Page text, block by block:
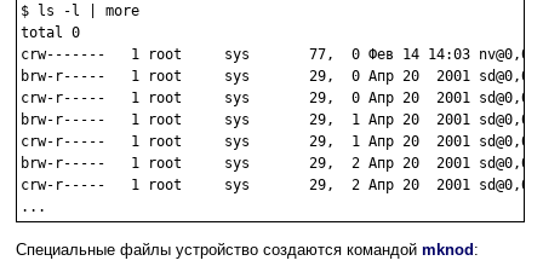
$ ls -l | more
total 0
crw-------   1 root     sys       77,  0 Фев 14 14:03
brw-r-----   1 root     sys       29,  0 Апр 20  2001
crw-r-----   1 root     sys       29,  0 Апр 20  2001
brw-r-----   1 root     sys       29,  1 Апр 20  2001
crw-r-----   1 root     sys       29,  1 Апр 20  2001
brw-r-----   1 root     sys       29,  2 Апр 20  2001
crw-r-----   1 root     sys       29,  2 Апр 20  2001
Специальные файлы устройство создаются командой mknod :